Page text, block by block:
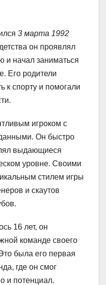
3 марта 1992
он проявлял
и начал заниматься
Его родители
к спорту и помогали
игроком с
Он быстро
выдающиеся
уровне. Своими
стилем игры
и скаутов
16 лет, он
команде своего
была его первая
где он смог
и потенциал.